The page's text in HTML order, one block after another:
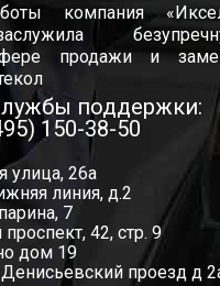
компания
продажи и
поддержки:
150-38-50
улица, 26а
линия, д.2
7
42, стр. 9
дом 19
проезд д